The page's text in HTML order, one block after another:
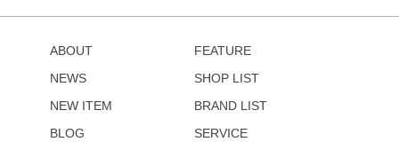
ABOUT
NEWS
NEW ITEM
BLOG
FEATURE
SHOP LIST
BRAND LIST
SERVICE